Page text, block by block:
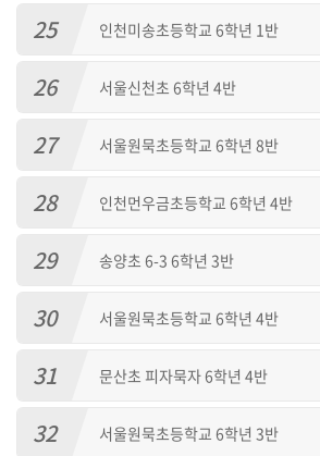
25 인천미송초등학교 6학년 1반
26 서울신천초 6학년 4반
27 서울원묵초등학교 6학년 8반
28 인천먼우금초등학교 6학년 4반
29 송양초 6-3 6학년 3반
30 서울원묵초등학교 6학년 4반
31 문산초 피자묵자 6학년 4반
32 서울원묵초등학교 6학년 3반